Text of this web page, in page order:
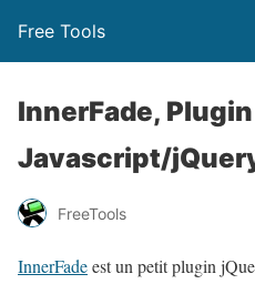
Free Tools
InnerFade, Plugin
Javascript/
FreeTools
InnerFadeest un petit plugin